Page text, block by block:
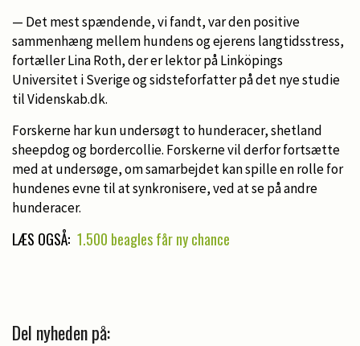
— Det mest spændende, vi fandt, var den positive
sammenhæng mellem hundens og ejerens langtidsstress,
fortæller Lina Roth, der er lektor på Linköpings
Universitet i Sverige og sidsteforfatter på det nye studie
til Videnskab.dk.
Forskerne har kun undersøgt to hunderacer, shetland
sheepdog og bordercollie. Forskerne vil derfor fortsætte
med at undersøge, om samarbejdet kan spille en rolle for
hundenes evne til at synkronisere, ved at se på andre
hunderacer.
LÆS OGSÅ: 1.500 beagles får ny chance
Del nyheden på: